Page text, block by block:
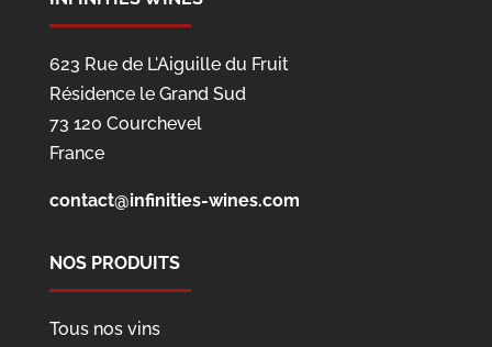
623 Rue de L'Aiguille du Fruit
Résidence le Grand Sud
73 120 Courchevel
France
contact@infinities-wines.com
NOS PRODUITS
Tous nos vins